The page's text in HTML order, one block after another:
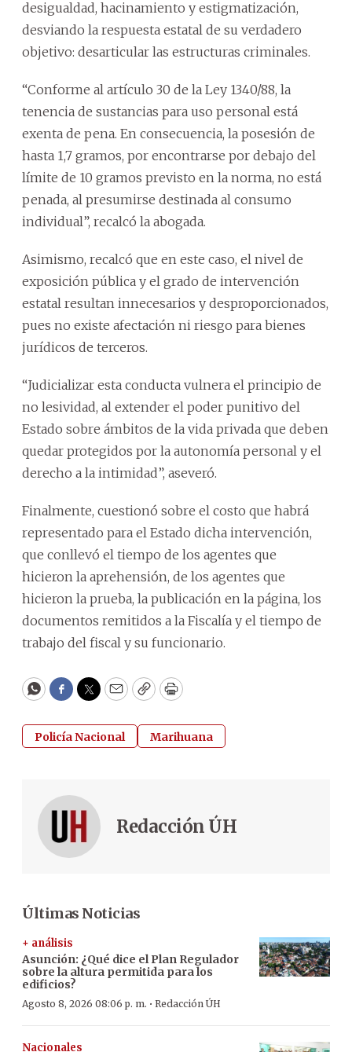
desigualdad, hacinamiento y estigmatización,
desviando la respuesta estatal de su verdadero
objetivo: desarticular las estructuras criminales.
“Conforme al artículo 30 de la Ley 1340/88, la
tenencia de sustancias para uso personal está
exenta de pena. En consecuencia, la posesión de
hasta 1,7 gramos, por encontrarse por debajo del
límite de 10 gramos previsto en la norma, no está
penada, al presumirse destinada al consumo
individual”, recalcó la abogada.
Asimismo, recalcó que en este caso, el nivel de
exposición pública y el grado de intervención
estatal resultan innecesarios y desproporcionados,
pues no existe afectación ni riesgo para bienes
jurídicos de terceros.
“Judicializar esta conducta vulnera el principio de
no lesividad, al extender el poder punitivo del
Estado sobre ámbitos de la vida privada que deben
quedar protegidos por la autonomía personal y el
derecho a la intimidad”, aseveró.
Finalmente, cuestionó sobre el costo que habrá
representado para el Estado dicha intervención,
que conllevó el tiempo de los agentes que
hicieron la aprehensión, de los agentes que
hicieron la prueba, la publicación en la página, los
documentos remitidos a la Fiscalía y el tiempo de
trabajo del fiscal y su funcionario.
WhatsApp
Facebook
Twitter
EmailCopyPrint
Policía Nacional Marihuana
Redacción ÚH
Últimas Noticias
+ análisis
Asunción: ¿Qué dice el Plan Regulador
sobre la altura permitida para los
edificios?
Agosto 8, 2026 08:06 p. m. · Redacción ÚH
Nacionales